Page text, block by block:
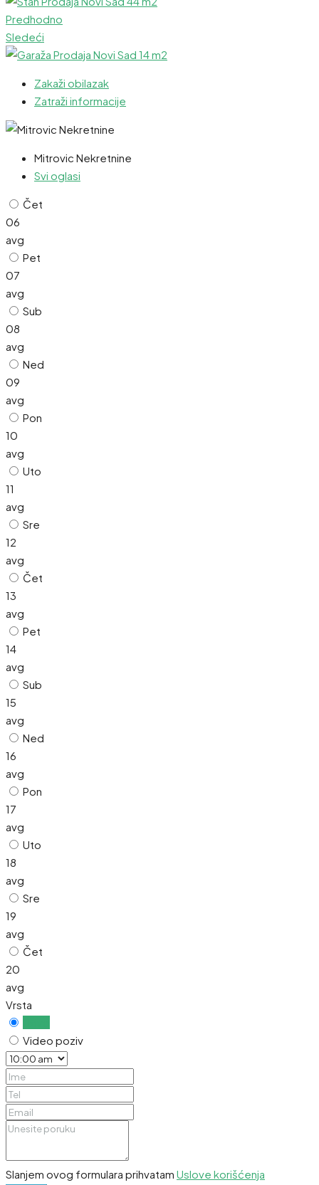
Predhodno
Sledeći
Zakaži obilazak
Zatraži informacije
Mitrovic Nekretnine
Svi oglasi
Čet
06
avg
Pet
07
avg
Sub
08
avg
Ned
09
avg
Pon
10
avg
Uto
11
avg
Sre
12
avg
Čet
13
avg
Pet
14
avg
Sub
15
avg
Ned
16
avg
Pon
17
avg
Uto
18
avg
Sre
19
avg
Čet
20
avg
Vrsta
Video poziv
Slanjem ovog formulara prihvatam Uslove korišćenja